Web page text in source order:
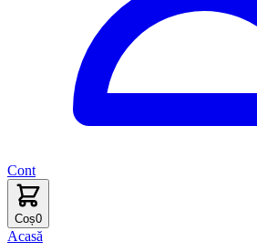
Cont
Coș0
Acasă